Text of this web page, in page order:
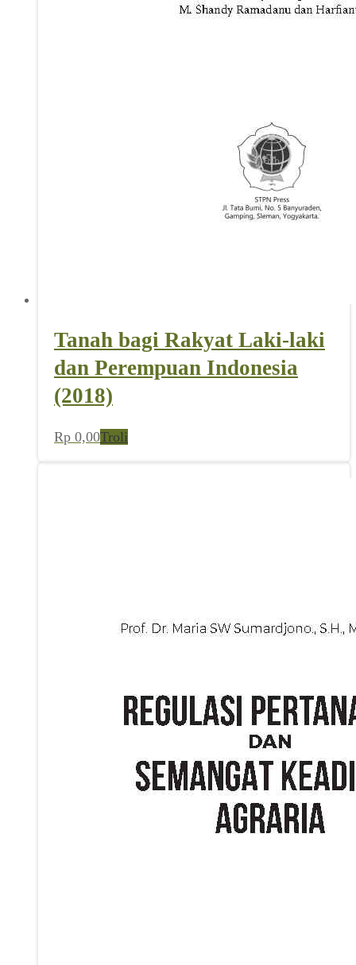
Tanah bagi Rakyat Laki-laki
dan Perempuan Indonesia
(2018)
Rp 0,00Troli